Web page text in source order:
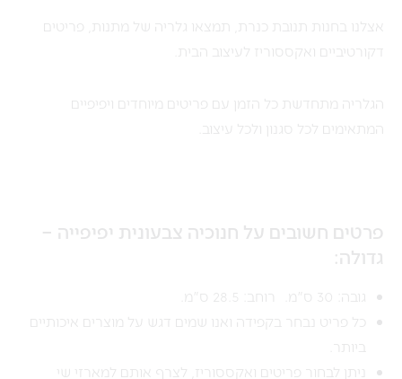
אצלנו בחנות תנובת כנרת, תמצאו גלריה של מתנות, פריטים
דקורטיביים ואקססוריז לעיצוב הבית.
הגלריה מתחדשת כל הזמן עם פריטים מיוחדים ויפיפיים
המתאימים לכל סגנון ולכל עיצוב.
פרטים חשובים על חנוכיה צבעונית יפיפייה –
גדולה:
גובה: 30 ס"מ. רוחב: 28.5 ס"מ.
כל פריט נבחר בקפידה ואנו שמים דגש על מוצרים איכותיים
ביותר.
ניתן לבחור פריטים ואקססוריז, לצרף אותם למארזי שי